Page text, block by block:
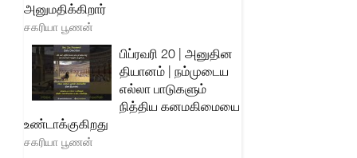
அனுமதிக்கிறார்
சகரியா பூணன்
பிப்ரவரி 20 | அனுதின
தியானம் | நம்முடைய
எல்லா பாடுகளும்
நித்திய கனமகிமையை
உண்டாக்குகிறது
சகரியா பூணன்